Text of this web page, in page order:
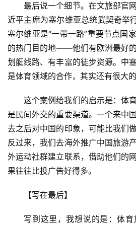
最后说一个细节。在文旅部官
近平主席为塞尔维亚总统武契奇举
塞尔维亚是“一带一路”重要节点国
的热门目的地——他们有欧洲最好
划艇线路、有丰富的徒步资源。中
是体育领域的合作，其实还有很大
这个案例给我们的启示是：体
是民间外交的重要渠道。一个来中
去之后对中国的印象，可能比我们
反过来，我们去海外推广中国旅游
外运动社群建立联系，借助他们的
果往往比投广告好得多。
【写在最后】
写到这里，我想说的是：体